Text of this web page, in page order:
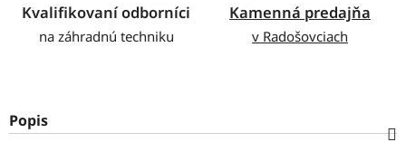
Kvalifikovaní odborníci
na záhradnú techniku
Kamenná predajňa
v Radošovciach
Popis